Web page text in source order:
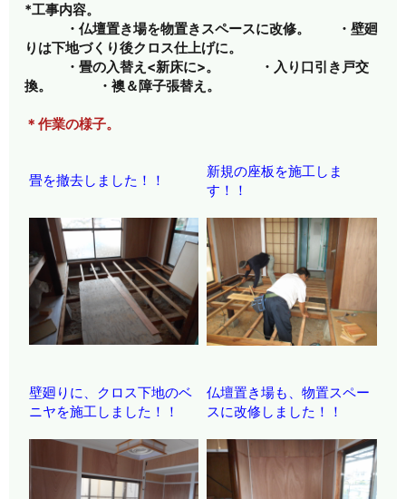
*工事内容。
・仏壇置き場を物置きスペースに改修。 ・壁廻
りは下地づくり後クロス仕上げに。
・畳の入替え<新床に>。 ・入り口引き戸交
換。 ・襖＆障子張替え。
＊作業の様子。
畳を撤去しました！！
新規の座板を施工しま
す！！
壁廻りに、クロス下地のベ
ニヤを施工しました！！
仏壇置き場も、物置スペー
スに改修しました！！